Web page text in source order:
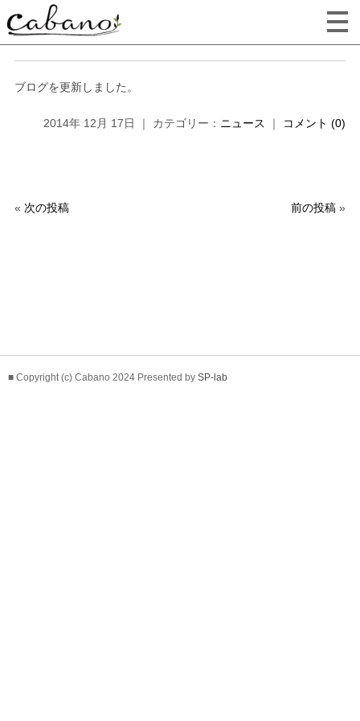
ブログを更新しました。
2014年 12月 17日 ｜ カテゴリー： ニュース ｜ コメント (0)
« 次の投稿 前の投稿 »
■ Copyright (c) Cabano 2024 Presented by SP-lab